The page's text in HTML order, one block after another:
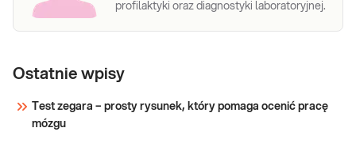
profilaktyki oraz diagnostyki laboratoryjnej.
Ostatnie wpisy
Test zegara – prosty rysunek, który pomaga ocenić pracę
mózgu